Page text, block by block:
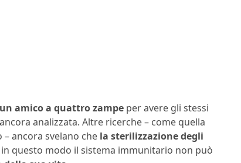
amico a quattro zampe per avere gli stessi
analizzata. Altre ricerche – come quella
ancora svelano che la sterilizzazione degli
questo modo il sistema immunitario non può